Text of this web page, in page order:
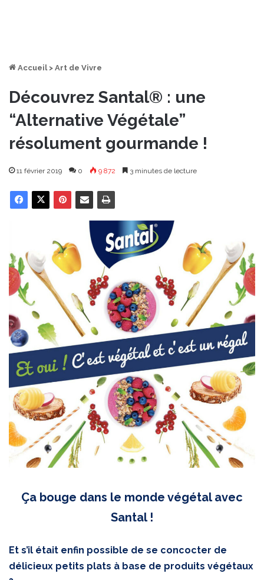
Accueil > Art de Vivre
Découvrez Santal® : une
“Alternative Végétale”
résolument gourmande !
11 février 2019 0 9 872 3 minutes de lecture
Ça bouge dans le monde végétal avec
Santal !
Et s’il était enfin possible de se concocter de
délicieux petits plats à base de produits végétaux